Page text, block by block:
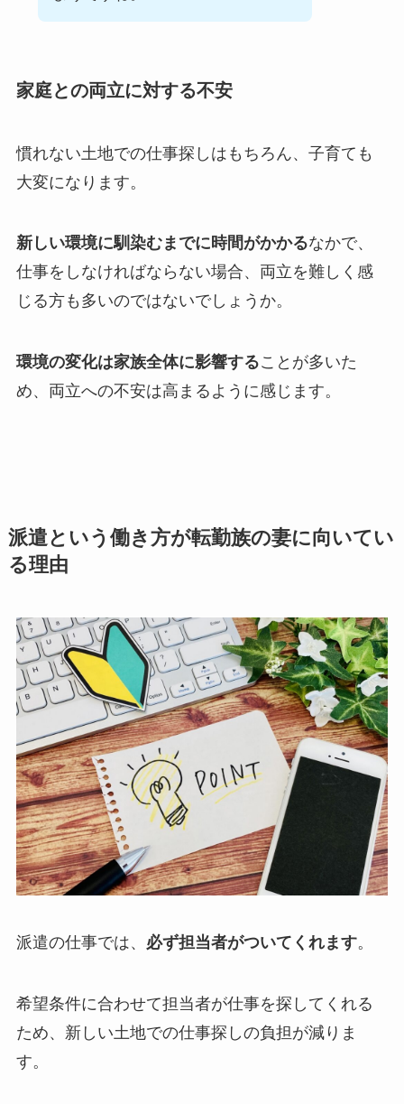
家庭との両立に対する不安
慣れない土地での仕事探しはもちろん、子育ても
大変になります。
新しい環境に馴染むまでに時間がかかるなかで、
仕事をしなければならない場合、両立を難しく感
じる方も多いのではないでしょうか。
環境の変化は家族全体に影響することが多いた
め、両立への不安は高まるように感じます。
派遣という働き方が転勤族の妻に向いてい
る理由
派遣の仕事では、 必ず担当者がついてくれます。
希望条件に合わせて担当者が仕事を探してくれる
ため、新しい土地での仕事探しの負担が減りま
す。